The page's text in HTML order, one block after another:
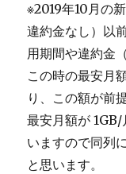
※2019年10月の
違約金なし）以
用期間や違約金
この時の最安月
り、この額が前
最安月額が
いますので同列
と思います。